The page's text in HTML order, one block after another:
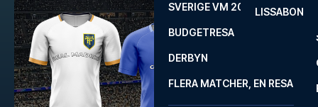
LISSABON
SVERIGE VM 2026
BUDGETRESA
DERBYN
FLERA MATCHER, EN RESA